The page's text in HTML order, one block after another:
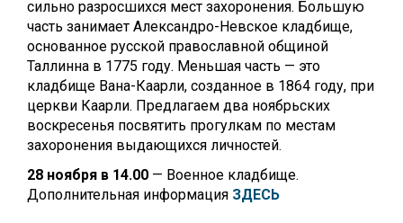
сильно разросшихся мест захоронения. Большую
часть занимает Александро-Невское кладбище,
основанное русской православной общиной
Таллинна в 1775 году. Меньшая часть — это
кладбище Вана-Каарли, созданное в 1864 году, при
церкви Каарли. Предлагаем два ноябрьских
воскресенья посвятить прогулкам по местам
захоронения выдающихся личностей.
28 ноября в 14.00 — Военное кладбище.
Дополнительная информация ЗДЕСЬ